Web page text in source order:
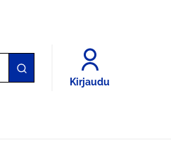
Kirjaudu